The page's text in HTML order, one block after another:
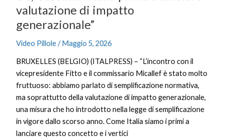
valutazione di impatto
generazionale”
Video Pillole/Maggio 5, 2026
BRUXELLES (BELGIO) (ITALPRESS) – “L’incontro con il
vicepresidente Fitto e il commissario Micallef è stato molto
fruttuoso: abbiamo parlato di semplificazione normativa,
ma soprattutto della valutazione di impatto generazionale,
una misura che ho introdotto nella legge di semplificazione
in vigore dallo scorso anno. Come Italia siamo i primi a
lanciare questo concetto e i vertici